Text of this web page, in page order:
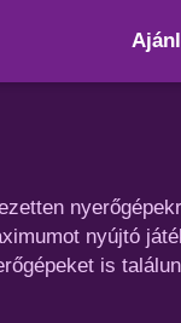
nyújtó
is